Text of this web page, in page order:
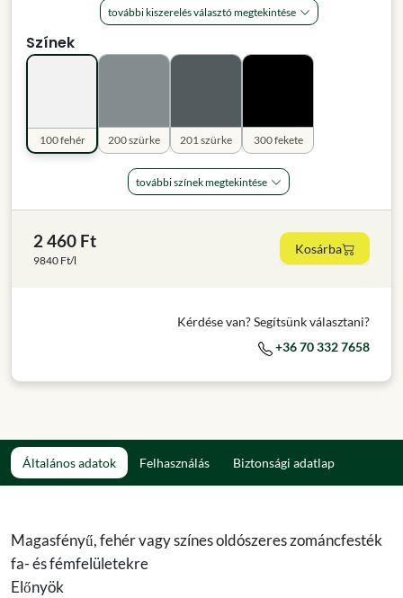
további kiszerelés választó megtekintése
Színek
100 fehér 200 szürke 201 szürke 300 fekete
további színek megtekintése
2 460 Ft
9840 Ft/l
Kosárba
Kérdése van? Segítsünk választani?
+36 70 332 7658
Általános adatok Felhasználás Biztonsági adatlap
Magasfényű, fehér vagy színes oldószeres zománcfesték
fa- és fémfelületekre
Előnyök